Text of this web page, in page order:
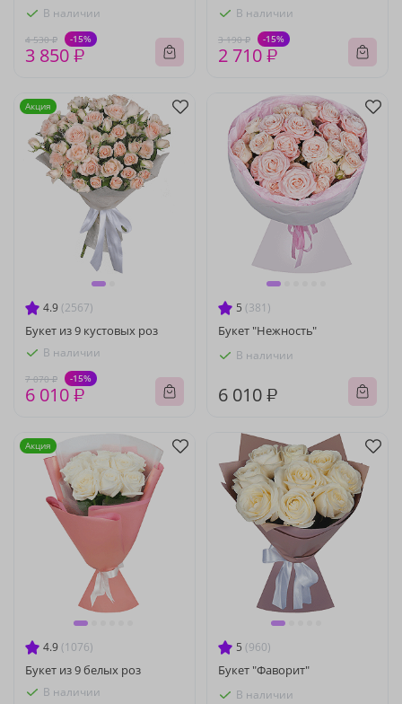
В наличии
4 530 ₽ -15%
3 850 ₽
В наличии
3 190 ₽ -15%
2 710 ₽
4.9 (2567)
Букет из 9 кустовых роз
В наличии
7 070 ₽ -15%
6 010 ₽
Акция
5 (381)
Букет "Нежность"
В наличии
6 010 ₽
4.9 (1076)
Букет из 9 белых роз
В наличии
Акция
5 (960)
Букет "Фаворит"
В наличии